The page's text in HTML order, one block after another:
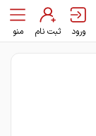
ورود ثبت نام منو